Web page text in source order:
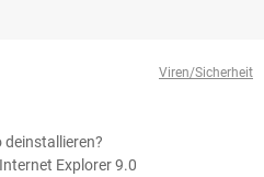
Viren/Sicherheit
deinstallieren?
Explorer 9.0